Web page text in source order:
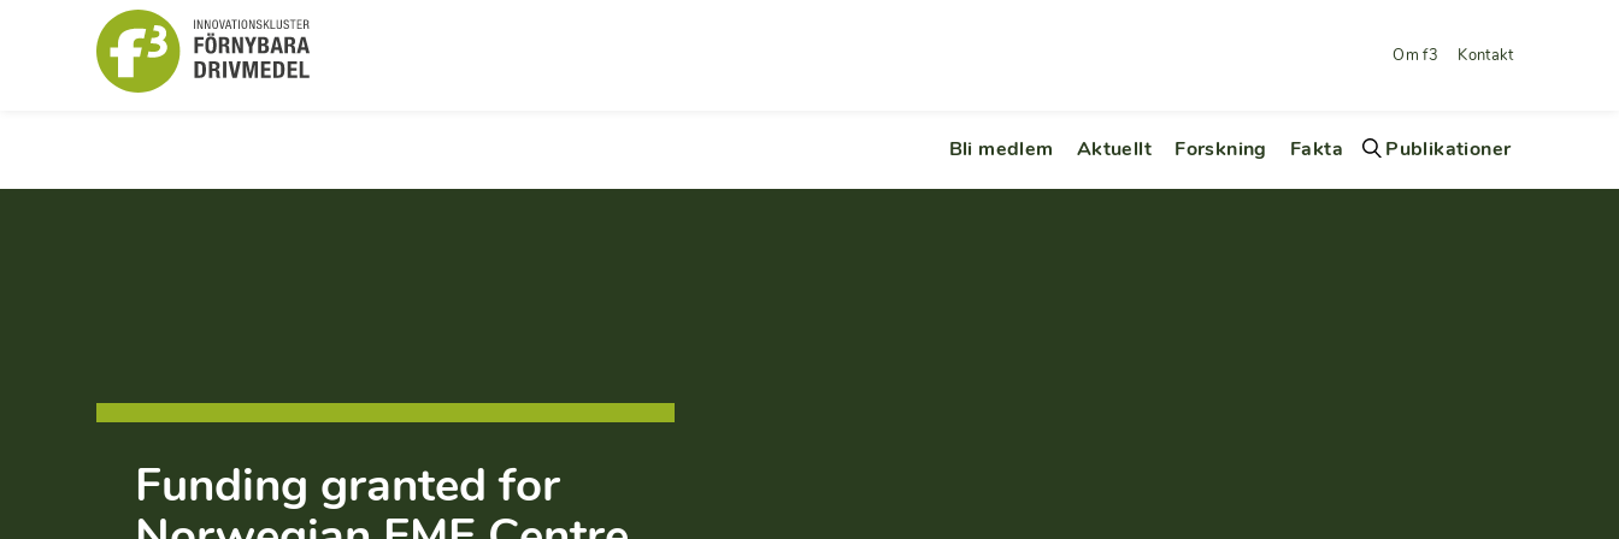
Om f3 Kontakt
Bli medlem Aktuellt Forskning Fakta Publikationer
Funding granted for